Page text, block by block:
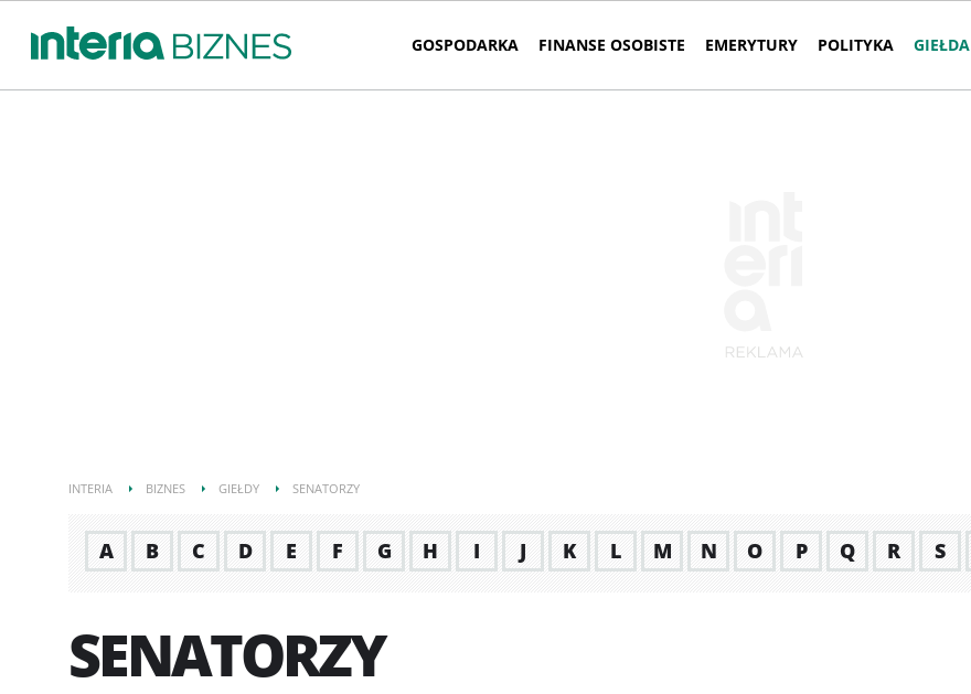
GOSPODARKA FINANSE OSOBISTE EMERYTURY POLITYKA GIEŁDA
INTERIA BIZNES GIEŁDY SENATORZY
A B C D E F G H I J K L M N O P Q R S
SENATORZY